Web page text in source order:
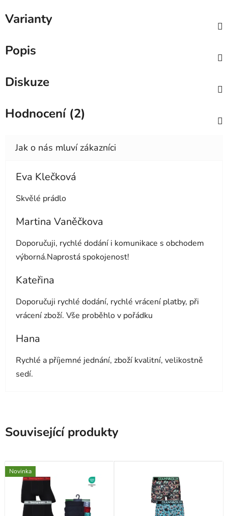
Varianty
Popis
Diskuze
Hodnocení (2)
Eva Klečková
Skvělé prádlo
Martina Vaněčkova
Doporučuji, rychlé dodání i komunikace s obchodem
výborná.Naprostá spokojenost!
Kateřina
Doporučuji rychlé dodání, rychlé vrácení platby, při
vrácení zboží. Vše proběhlo v pořádku
Hana
Rychlé a příjemné jednání, zboží kvalitní, velikostně
sedí.
Související produkty
Novinka